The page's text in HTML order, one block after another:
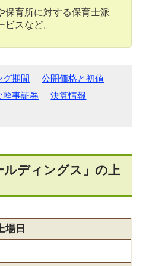
保育所に対する保育士派
スなど。
グ期間
公開価格と初値
幹事証券
決算情報
ルディングス」の上
上場日